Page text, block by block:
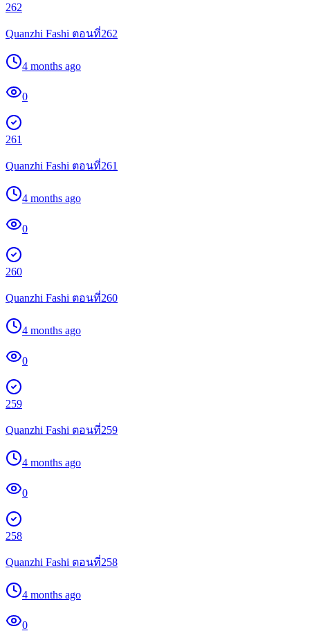
262
Quanzhi Fashi ตอนที่262
4 months ago
0
261
Quanzhi Fashi ตอนที่261
4 months ago
0
260
Quanzhi Fashi ตอนที่260
4 months ago
0
259
Quanzhi Fashi ตอนที่259
4 months ago
0
258
Quanzhi Fashi ตอนที่258
4 months ago
0